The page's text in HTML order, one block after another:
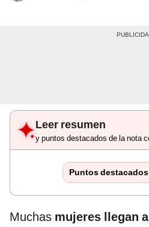
Leer resumen
y puntos destacados de la nota
Puntos destacados
Muchas mujeres llegan